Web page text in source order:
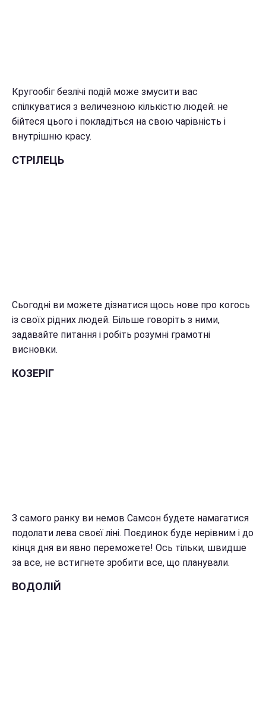
Кругообіг безлічі подій може змусити вас
спілкуватися з величезною кількістю людей: не
бійтеся цього і покладіться на свою чарівність і
внутрішню красу.
СТРІЛЕЦЬ
Сьогодні ви можете дізнатися щось нове про когось
із своїх рідних людей. Більше говоріть з ними,
задавайте питання і робіть розумні грамотні
висновки.
КОЗЕРІГ
З самого ранку ви немов Самсон будете намагатися
подолати лева своєї ліні. Поєдинок буде нерівним і до
кінця дня ви явно переможете! Ось тільки, швидше
за все, не встигнете зробити все, що планували.
ВОДОЛІЙ